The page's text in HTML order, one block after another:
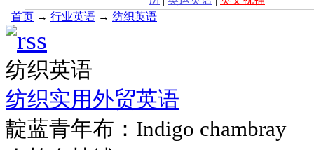
首页 → 行业英语 → 纺织英语
纺织英语
纺织实用外贸英语
靛蓝青年布：Indigo chambray